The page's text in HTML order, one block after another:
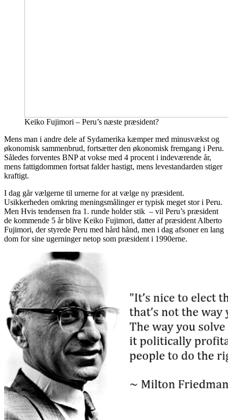
Keiko Fujimori – Peru’s næste præsident?
Mens man i andre dele af Sydamerika kæmper med minusvækst og
økonomisk sammenbrud, fortsætter den økonomisk fremgang i Peru.
Således forventes BNP at vokse med 4 procent i indeværende år,
mens fattigdommen fortsat falder hastigt, mens levestandarden stiger
kraftigt.
I dag går vælgerne til urnerne for at vælge ny præsident.
Usikkerheden omkring meningsmålinger er typisk meget stor i Peru.
Men Hvis tendensen fra 1. runde holder stik – vil Peru’s præsident
de kommende 5 år blive Keiko Fujimori, datter af præsident Alberto
Fujimori, der styrede Peru med hård hånd, men i dag afsoner en lang
dom for sine ugerninger netop som præsident i 1990erne.